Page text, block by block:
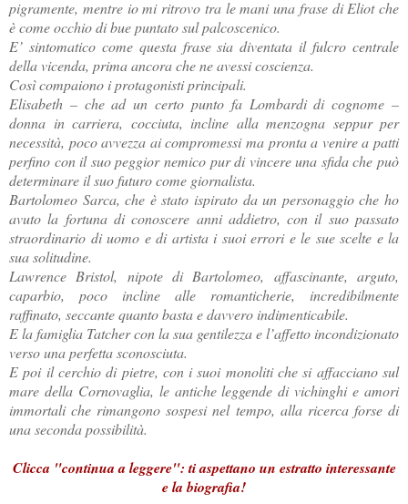
pigramente, mentre io mi ritrovo tra le mani una frase di Eliot che
è come occhio di bue puntato sul palcoscenico.
E’ sintomatico come questa frase sia diventata il fulcro centrale
della vicenda, prima ancora che ne avessi coscienza.
Così compaiono i protagonisti principali.
Elisabeth – che ad un certo punto fa Lombardi di cognome –
donna in carriera, cocciuta, incline alla menzogna seppur per
necessità, poco avvezza ai compromessi ma pronta a venire a patti
perfino con il suo peggior nemico pur di vincere una sfida che può
determinare il suo futuro come giornalista.
Bartolomeo Sarca, che è stato ispirato da un personaggio che ho
avuto la fortuna di conoscere anni addietro, con il suo passato
straordinario di uomo e di artista i suoi errori e le sue scelte e la
sua solitudine.
Lawrence Bristol, nipote di Bartolomeo, affascinante, arguto,
caparbio, poco incline alle romanticherie, incredibilmente
raffinato, seccante quanto basta e davvero indimenticabile.
E la famiglia Tatcher con la sua gentilezza e l’affetto incondizionato
verso una perfetta sconosciuta.
E poi il cerchio di pietre, con i suoi monoliti che si affacciano sul
mare della Cornovaglia, le antiche leggende di vichinghi e amori
immortali che rimangono sospesi nel tempo, alla ricerca forse di
una seconda possibilità.
Clicca "continua a leggere": ti aspettano un estratto interessante
e la biografia!